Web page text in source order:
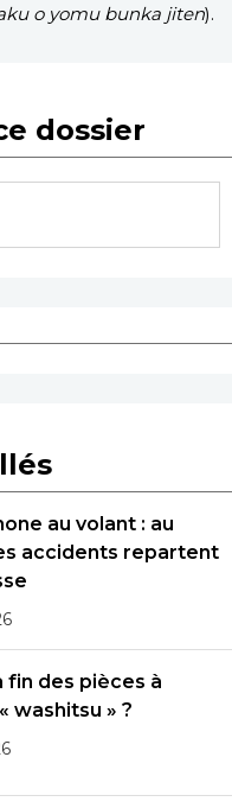
o yomu bunka jiten).
dossier
au volant : au
accidents repartent
fin des pièces à
washitsu » ?